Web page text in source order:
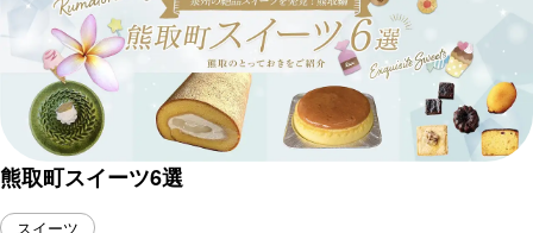
熊取町スイーツ6選
スイーツ